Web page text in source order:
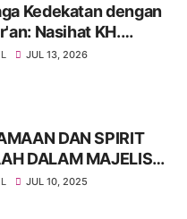
Kedekatan dengan
Nasihat KH.
Ali pada Khataman
JUL 13, 2026
DAN SPIRIT
DALAM MAJELIS
JUL 10, 2025